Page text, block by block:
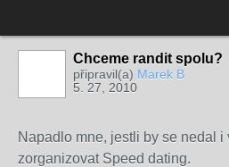
Chceme randit spolu?
připravil(a) Marek B
5. 27, 2010
Napadlo mne, jestli by se nedal i
zorganizovat Speed dating.